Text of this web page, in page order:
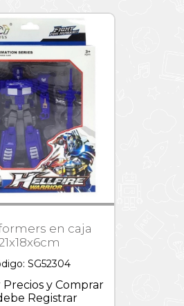
en caja
SG52304
Precios y Comprar
Registrar